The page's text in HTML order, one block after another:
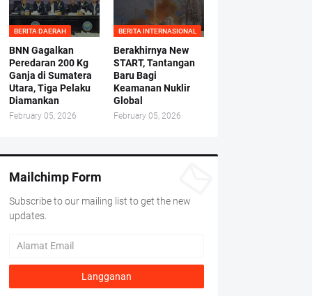
BERITA DAERAH
BNN Gagalkan
Peredaran 200 Kg
Ganja di Sumatera
Utara, Tiga Pelaku
Diamankan
February 05, 2026
BERITA INTERNASIONAL
Berakhirnya New
START, Tantangan
Baru Bagi
Keamanan Nuklir
Global
February 05, 2026
Mailchimp Form
Subscribe to our mailing list to get the new
updates.